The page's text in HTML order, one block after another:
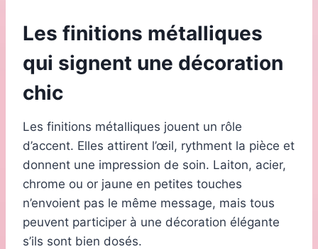
Les finitions métalliques
qui signent une décoration
chic
Les finitions métalliques jouent un rôle
d’accent. Elles attirent l’œil, rythment la pièce et
donnent une impression de soin. Laiton, acier,
chrome ou or jaune en petites touches
n’envoient pas le même message, mais tous
peuvent participer à une décoration élégante
s’ils sont bien dosés.